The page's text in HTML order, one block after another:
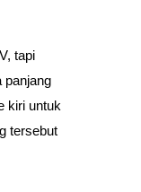
tapi
panjang
kiri untuk
tersebut